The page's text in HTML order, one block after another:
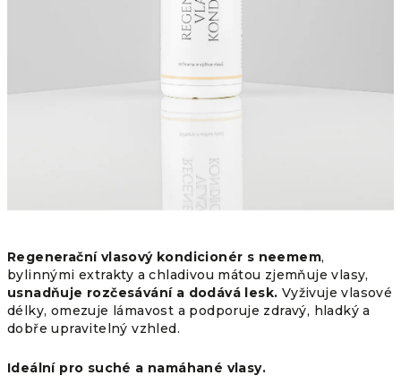
Regenerační vlasový kondicionér s neemem,
bylinnými extrakty a chladivou mátou zjemňuje vlasy,
usnadňuje rozčesávání a dodává lesk. Vyživuje vlasové
délky, omezuje lámavost a podporuje zdravý, hladký a
dobře upravitelný vzhled.
Ideální pro suché a namáhané vlasy.